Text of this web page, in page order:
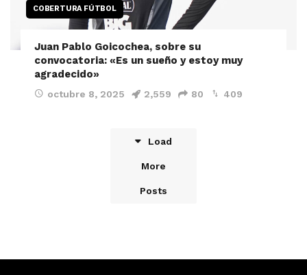
COBERTURA FÚTBOL
Juan Pablo Goicochea, sobre su
convocatoria: «Es un sueño y estoy muy
agradecido»
octubre 8, 2025 2,559 80 409
Load
More
Posts